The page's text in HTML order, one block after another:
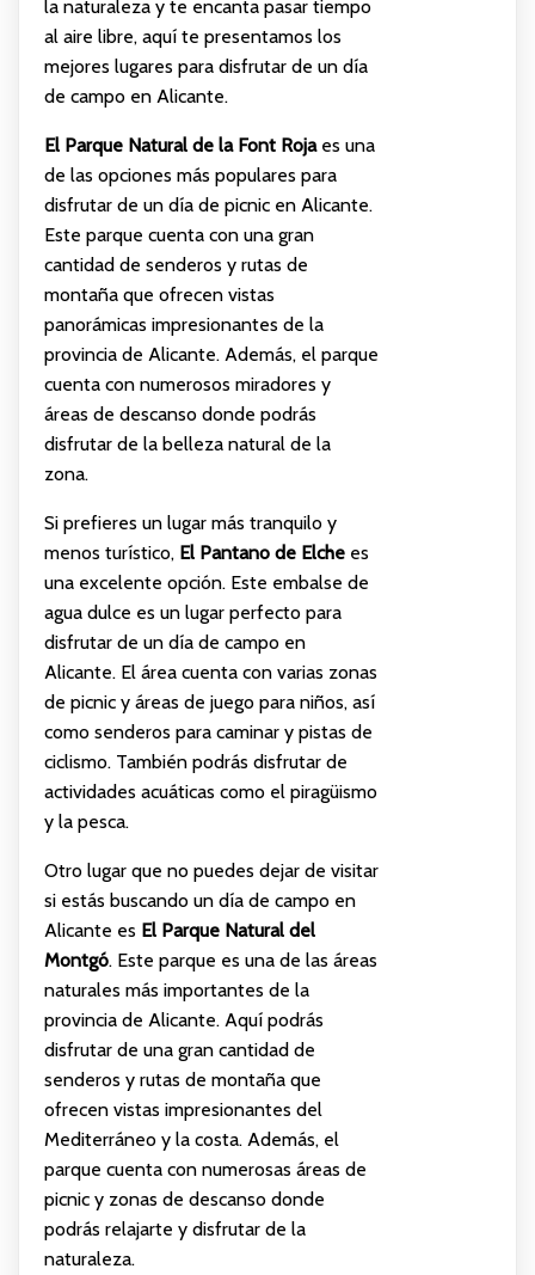
la naturaleza y te encanta pasar tiempo
al aire libre, aquí te presentamos los
mejores lugares para disfrutar de un día
de campo en Alicante.
El Parque Natural de la Font Rojaes una
de las opciones más populares para
disfrutar de un día de picnic en Alicante.
Este parque cuenta con una gran
cantidad de senderos y rutas de
montaña que ofrecen vistas
panorámicas impresionantes de la
provincia de Alicante. Además, el parque
cuenta con numerosos miradores y
áreas de descanso donde podrás
disfrutar de la belleza natural de la
zona.
Si prefieres un lugar más tranquilo y
menos turístico, El Pantano de Elchees
una excelente opción. Este embalse de
agua dulce es un lugar perfecto para
disfrutar de un día de campo en
Alicante. El área cuenta con varias zonas
de picnic y áreas de juego para niños, así
como senderos para caminar y pistas de
ciclismo. También podrás disfrutar de
actividades acuáticas como el piragüismo
y la pesca.
Otro lugar que no puedes dejar de visitar
si estás buscando un día de campo en
Alicante es El Parque Natural del
Montgó. Este parque es una de las áreas
naturales más importantes de la
provincia de Alicante. Aquí podrás
disfrutar de una gran cantidad de
senderos y rutas de montaña que
ofrecen vistas impresionantes del
Mediterráneo y la costa. Además, el
parque cuenta con numerosas áreas de
picnic y zonas de descanso donde
podrás relajarte y disfrutar de la
naturaleza.